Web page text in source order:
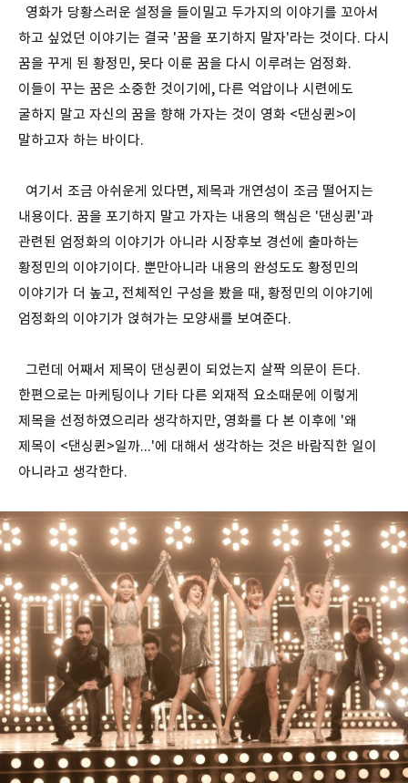
영화가 당황스러운 설정을 들이밀고 두가지의 이야기를 꼬아서
하고 싶었던 이야기는 결국 '꿈을 포기하지 말자'라는 것이다. 다시
꿈을 꾸게 된 황정민, 못다 이룬 꿈을 다시 이루려는 엄정화.
이들이 꾸는 꿈은 소중한 것이기에, 다른 억압이나 시련에도
굴하지 말고 자신의 꿈을 향해 가자는 것이 영화 <댄싱퀸>이
말하고자 하는 바이다.
여기서 조금 아쉬운게 있다면, 제목과 개연성이 조금 떨어지는
내용이다. 꿈을 포기하지 말고 가자는 내용의 핵심은 '댄싱퀸'과
관련된 엄정화의 이야기가 아니라 시장후보 경선에 출마하는
황정민의 이야기이다. 뿐만아니라 내용의 완성도도 황정민의
이야기가 더 높고, 전체적인 구성을 봤을 때, 황정민의 이야기에
엄정화의 이야기가 얹혀가는 모양새를 보여준다.
그런데 어째서 제목이 댄싱퀸이 되었는지 살짝 의문이 든다.
한편으로는 마케팅이나 기타 다른 외재적 요소때문에 이렇게
제목을 선정하였으리라 생각하지만, 영화를 다 본 이후에 '왜
제목이 <댄싱퀸>일까...'에 대해서 생각하는 것은 바람직한 일이
아니라고 생각한다.